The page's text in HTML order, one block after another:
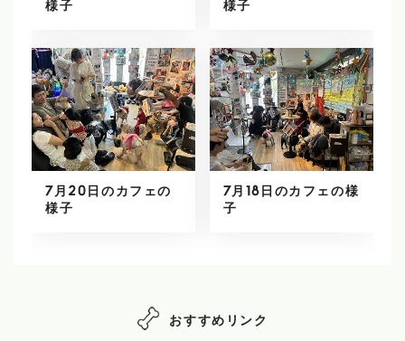
様子
様子
7月20日のカフェの
様子
7月18日のカフェの様
子
おすすめリンク